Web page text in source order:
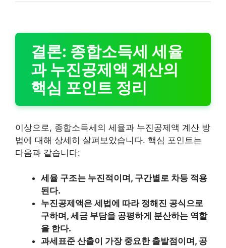
결론: 종합소득세 세율
과 누진공제액 계산의
핵심 포인트 정리
이상으로, 종합소득세의 세율과 누진공제액 계산 방
법에 대해 상세히 살펴보았습니다. 핵심 포인트는
다음과 같습니다:
세율 구조는 누진적이며, 구간별로 차등 적용
된다.
누진공제액은 세법에 따라 정해진 공식으로
구하며, 세금 부담을 공평하게 분산하는 역할
을 한다.
과세표준 산출이 가장 중요한 출발점이며, 공